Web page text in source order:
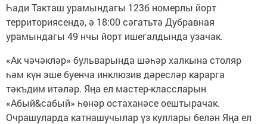
Һади Такташ урамындагы 123б номерлы йорт
территориясендә, ә 18:00 сәгатьтә Дубравная
урамындагы 49 нчы йорт ишегалдында узачак.
«Ак чәчәкләр» бульварында шәһәр халкына столяр
һәм күн эше буенча инклюзив дәресләр карарга
тәкъдим итәләр. Яңа ел мастер-классларын
«Абый&сабый» һөнәр остаханәсе оештырачак.
Очрашуларда катнашучылар үз куллары белән Яңа ел